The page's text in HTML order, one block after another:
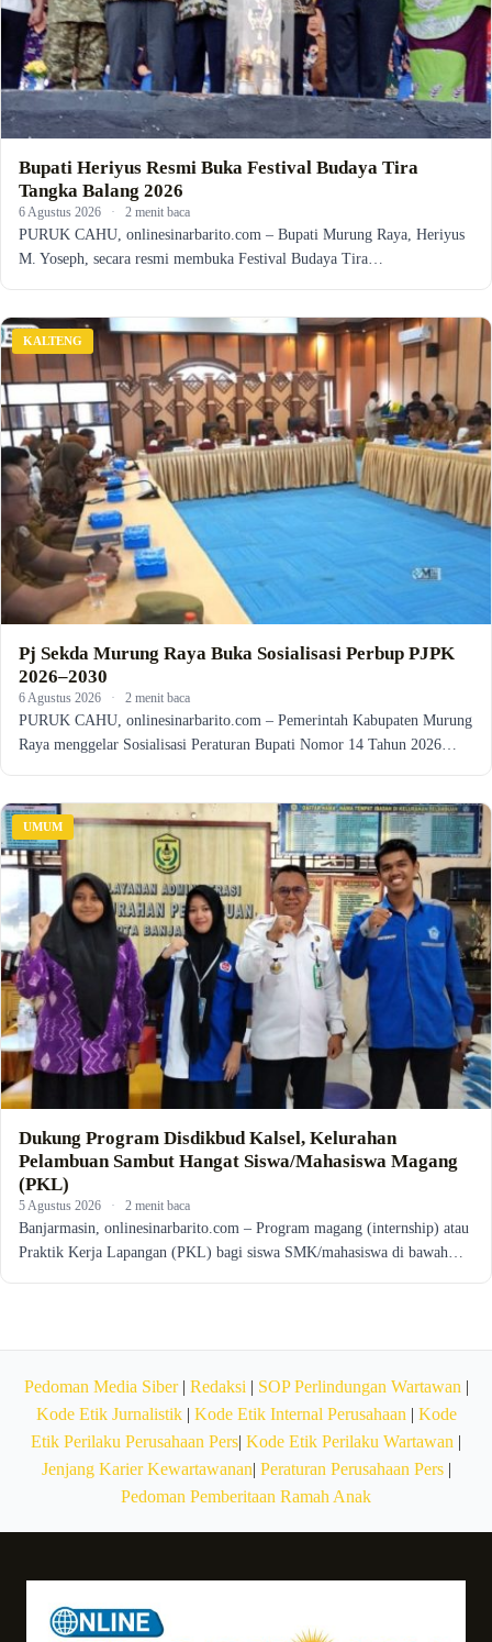
Bupati Heriyus Resmi Buka Festival Budaya Tira
Tangka Balang 2026
6 Agustus 2026 · 2 menit baca
PURUK CAHU, onlinesinarbarito.com – Bupati Murung Raya, Heriyus
M. Yoseph, secara resmi membuka Festival Budaya Tira…
KALTENG
Pj Sekda Murung Raya Buka Sosialisasi Perbup PJPK
2026–2030
6 Agustus 2026 · 2 menit baca
PURUK CAHU, onlinesinarbarito.com – Pemerintah Kabupaten Murung
Raya menggelar Sosialisasi Peraturan Bupati Nomor 14 Tahun 2026…
UMUM
Dukung Program Disdikbud Kalsel, Kelurahan
Pelambuan Sambut Hangat Siswa/Mahasiswa Magang
(PKL)
5 Agustus 2026 · 2 menit baca
Banjarmasin, onlinesinarbarito.com – Program magang (internship) atau
Praktik Kerja Lapangan (PKL) bagi siswa SMK/mahasiswa di bawah…
Pedoman Media Siber| Redaksi| SOP Perlindungan Wartawan|
Kode Etik Jurnalistik| Kode Etik Internal Perusahaan| Kode
Etik Perilaku Perusahaan Pers| Kode Etik Perilaku Wartawan |
Jenjang Karier Kewartawanan| Peraturan Perusahaan Pers|
Pedoman Pemberitaan Ramah Anak